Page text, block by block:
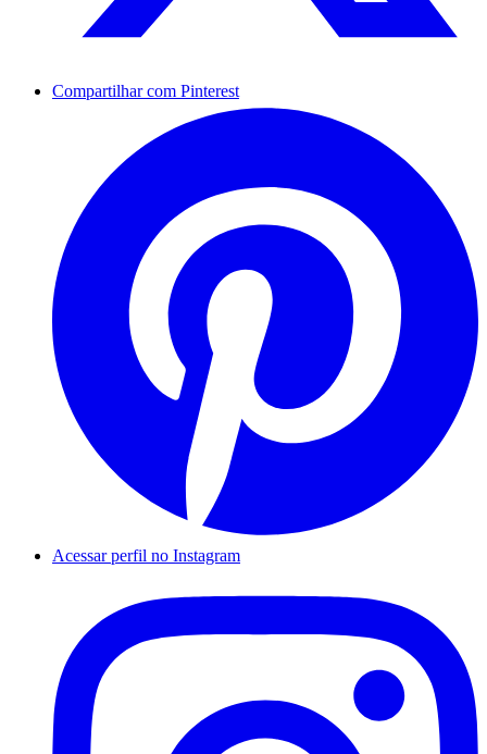
Compartilhar com Pinterest
Acessar perfil no Instagram